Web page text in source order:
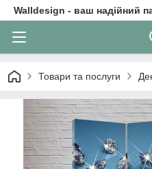
Walldesign - ваш надійний
Товари та послуги